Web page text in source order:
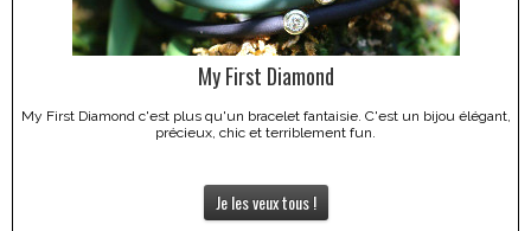
My First Diamond
My First Diamond c'est plus qu'un bracelet fantaisie. C'est un bijou élégant,
précieux, chic et terriblement fun.
Je les veux tous !